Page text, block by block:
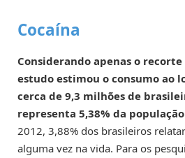
Cocaína
Considerando apenas o
estudo estimou o consumo ao
cerca de 9,3 milhões de
representa 5,38% da
2012, 3,88% dos brasileiros
alguma vez na vida. Para os